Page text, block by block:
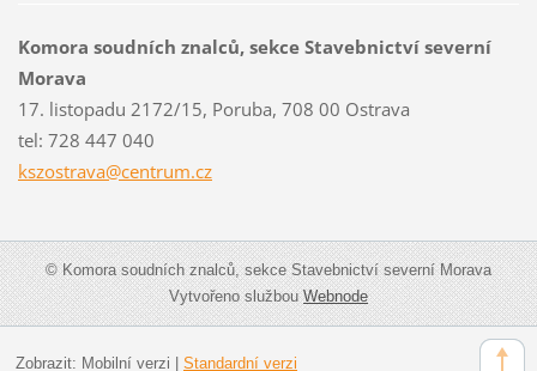
Komora soudních znalců, sekce Stavebnictví severní
Morava
17. listopadu 2172/15, Poruba, 708 00 Ostrava
tel: 728 447 040
kszostrava@centrum.cz
© Komora soudních znalců, sekce Stavebnictví severní Morava
Vytvořeno službouWebnode
Zobrazit: Mobilní verzi Standardní verzi